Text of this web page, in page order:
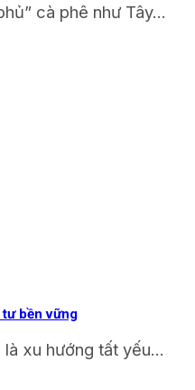
cà phê như Tây...
bền vững
xu hướng tất yếu...